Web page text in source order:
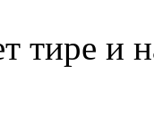
тире и